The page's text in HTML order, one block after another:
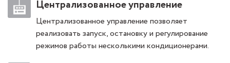
Централизованное управление
Централизованное управление позволяет
реализовать запуск, остановку и регулирование
режимов работы несколькими кондиционерами.